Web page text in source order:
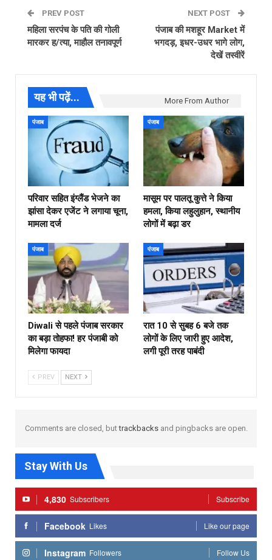
PREV POST
महिला सरपंच के पति की गोली
मारकर ह/त्या, माहौल तनावपूर्ण
NEXT POST
पंजाब की मशहूर Market में
भगदड़, इधर-उधर भागे लोग,
देखें तस्वीरें
यह भी पढ़ें... More From Author
पंजाब
परिवार सहित इंग्लैंड भेजने का
झांसा देकर एजेंट ने लगाया चूना,
मामला दर्ज
पंजाब
मासूम पर पालतू कुत्ते ने किया
हमला, किया लहुलुहान, स्थानीय
लोगों में बढ़ा डर
पंजाब
Diwali से पहले पंजाब सरकार
का बड़ा तोहफा! हर पंजाबी को
मिलेगा फायदा
पंजाब
रात 10 से सुबह 6 बजे तक
लोगों के लिए जारी हुए आदेश,
लगी पूरी तरह पाबंदी
PREV NEXT
Comments are closed, buttrackbacksand pingbacks are open.
Stay With Us
4,830 Subscribers Subscribe
Facebook Likes Like our page
Instagram Followers Follow Us